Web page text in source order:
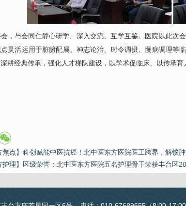
，与会同仁静心研学、深入交流、互学互鉴。医院以此次
灵活运用于脏腑配属、神志论治、时令调摄、慢病调理等
耕经典传承，强化人才梯队建设，以学术促临床、以传承育
焦点】科创赋能中医抗癌！北中医东方医院医工跨界，解锁
护理】区级荣誉：北中医东方医院五名护理骨干荣获丰台区